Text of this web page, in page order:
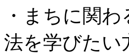
・まちに関
法を学びたい